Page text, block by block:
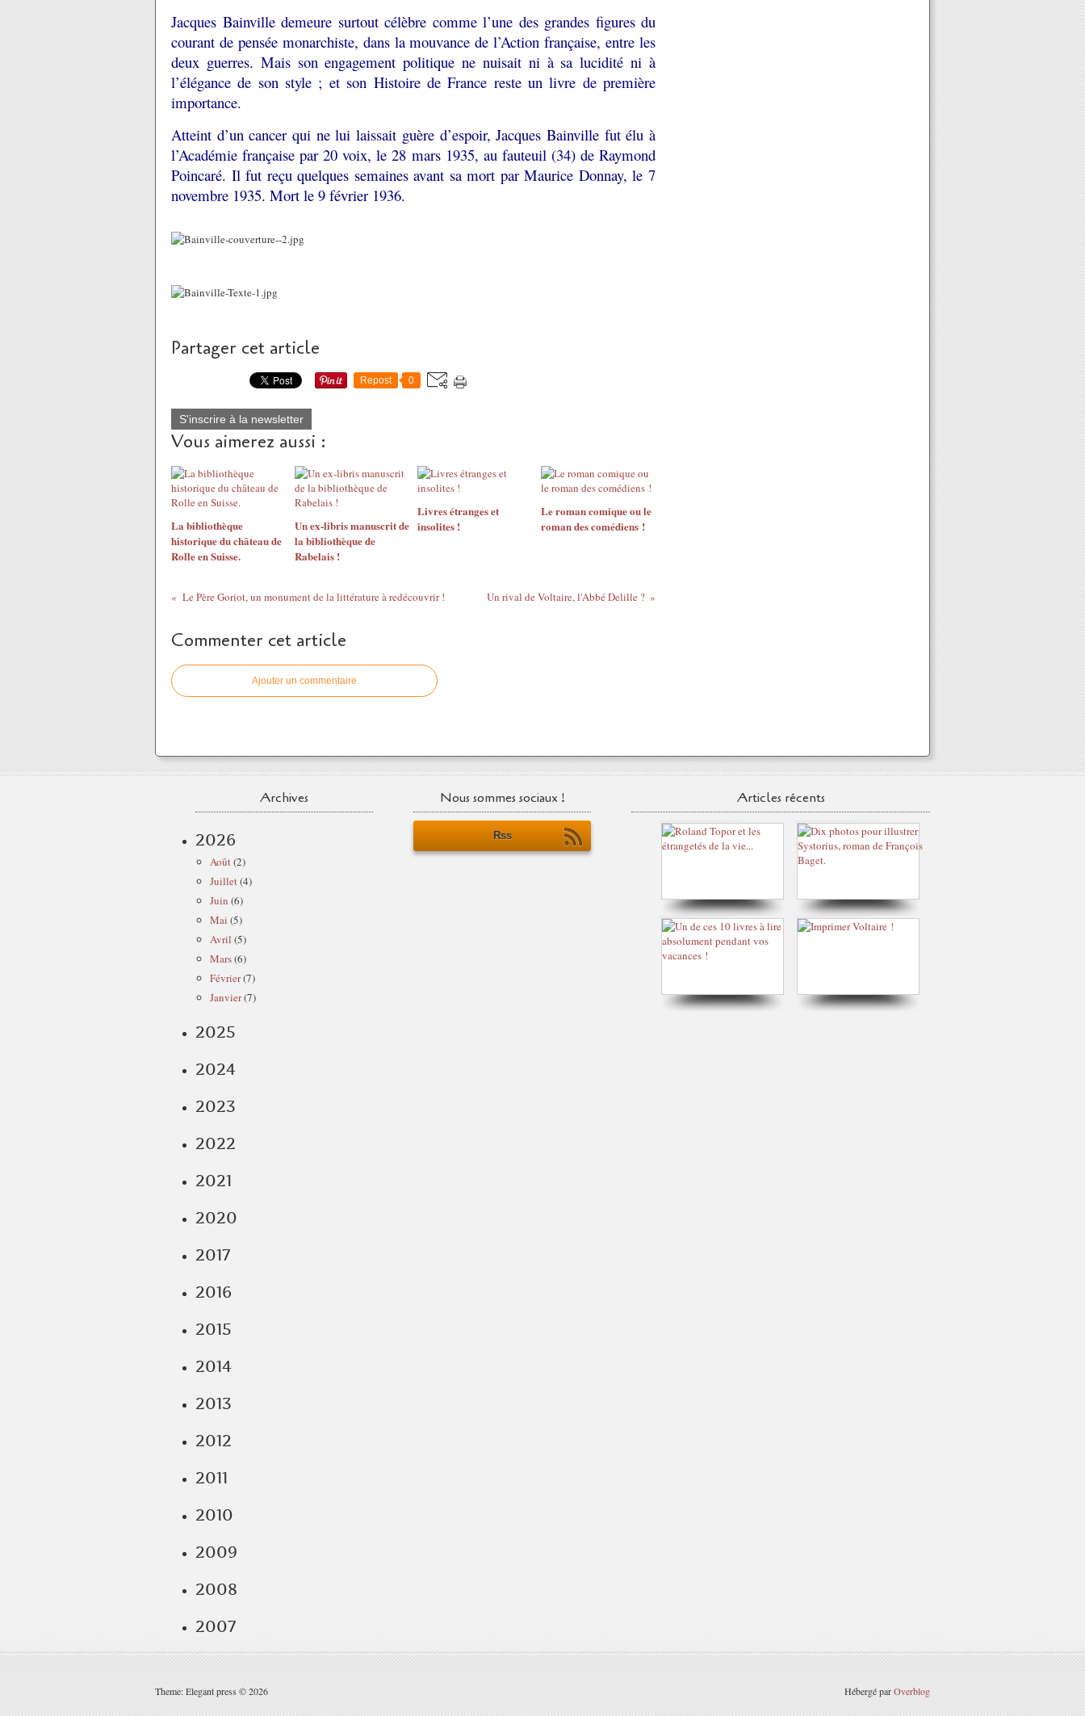
Jacques Bainville demeure surtout célèbre comme l’une des grandes figures du
courant de pensée monarchiste, dans la mouvance de l’Action française, entre les
deux guerres. Mais son engagement politique ne nuisait ni à sa lucidité ni à
l’élégance de son style ; et son Histoire de France reste un livre de première
importance.
Atteint d’un cancer qui ne lui laissait guère d’espoir, Jacques Bainville fut élu à
l’Académie française par 20 voix, le 28 mars 1935, au fauteuil (34) de Raymond
Poincaré. Il fut reçu quelques semaines avant sa mort par Maurice Donnay, le 7
novembre 1935. Mort le 9 février 1936.
Partager cet article
Repost 0
S'inscrire à la newsletter
Vous aimerez aussi :
La bibliothèque
historique du château de
Rolle en Suisse.
Un ex-libris manuscrit de
la bibliothèque de
Rabelais !
Livres étranges et
insolites !
Le roman comique ou le
roman des comédiens !
Le Père Goriot, un monument de la littérature à redécouvrir ! Un rival de Voltaire, l'Abbé Delille ?
Commenter cet article
Ajouter un commentaire
Archives
2026
Août(2)
Juillet(4)
Juin (6)
Mai (5)
Avril (5)
Mars(6)
Février(7)
Janvier(7)
2025
2024
2023
2022
2021
2020
2017
2016
2015
2014
2013
2012
2011
2010
2009
2008
2007
Nous sommes sociaux !
Rss
Articles récents
Theme: Elegant press © 2026 Hébergé parOverblog